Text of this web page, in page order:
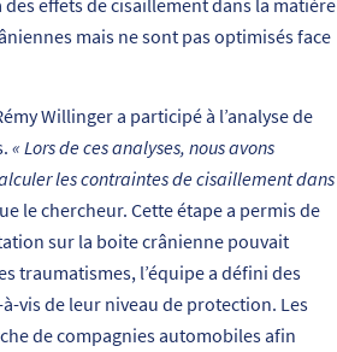
effets de cisaillement dans la matière
mais ne sont pas optimisés face
Willinger a participé à l’analyse de
« Lors de ces analyses, nous avons
les contraintes de cisaillement dans
le chercheur. Cette étape a permis de
sur la boite crânienne pouvait
traumatismes, l’équipe a défini des
vis de leur niveau de protection. Les
de compagnies automobiles afin